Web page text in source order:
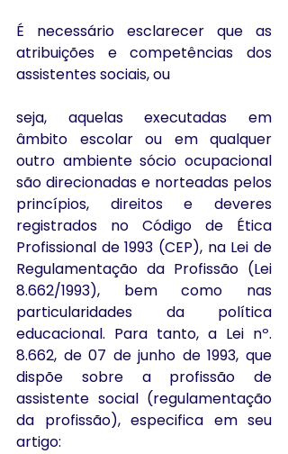
É necessário esclarecer que as
atribuições e competências dos
assistentes sociais, ou
seja, aquelas executadas em
âmbito escolar ou em qualquer
outro ambiente sócio ocupacional
são direcionadas e norteadas pelos
princípios, direitos e deveres
registrados no Código de Ética
Profissional de 1993 (CEP), na Lei de
Regulamentação da Profissão (Lei
8.662/1993), bem como nas
particularidades da política
educacional. Para tanto, a Lei nº.
8.662, de 07 de junho de 1993, que
dispõe sobre a profissão de
assistente social (regulamentação
da profissão), especifica em seu
artigo: